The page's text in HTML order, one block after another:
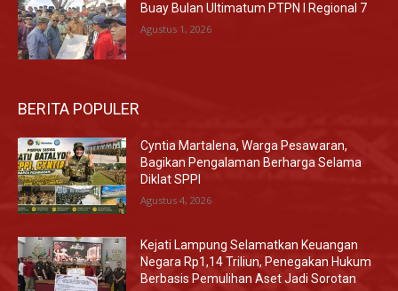
Buay Bulan Ultimatum PTPN I Regional 7
Agustus 1, 2026
BERITA POPULER
Cyntia Martalena, Warga Pesawaran,
Bagikan Pengalaman Berharga Selama
Diklat SPPI
Agustus 4, 2026
Kejati Lampung Selamatkan Keuangan
Negara Rp1,14 Triliun, Penegakan Hukum
Berbasis Pemulihan Aset Jadi Sorotan